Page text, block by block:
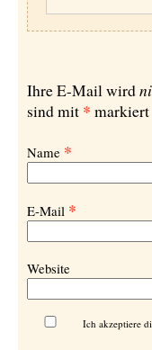
Ihre E-Mail wird
sind mit * markiert
Name *
E-Mail *
Website
Ich akzeptiere